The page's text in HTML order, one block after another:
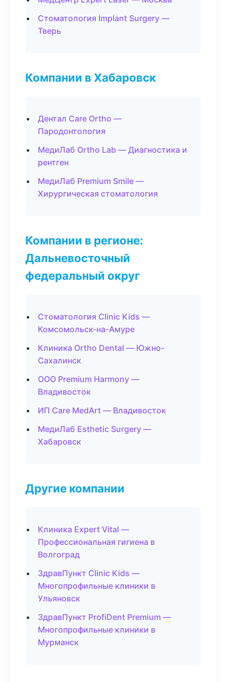
Стоматология Implant Surgery —
Тверь
Компании в Хабаровск
Дентал Care Ortho —
Пародонтология
МедиЛаб Ortho Lab — Диагностика и
рентген
МедиЛаб Premium Smile —
Хирургическая стоматология
Компании в регионе:
Дальневосточный
федеральный округ
Стоматология Clinic Kids —
Комсомольск-на-Амуре
Клиника Ortho Dental — Южно-
Сахалинск
ООО Premium Harmony —
Владивосток
ИП Care MedArt — Владивосток
МедиЛаб Esthetic Surgery —
Хабаровск
Другие компании
Клиника Expert Vital —
Профессиональная гигиена в
Волгоград
ЗдравПункт Clinic Kids —
Многопрофильные клиники в
Ульяновск
ЗдравПункт ProfiDent Premium —
Многопрофильные клиники в
Мурманск